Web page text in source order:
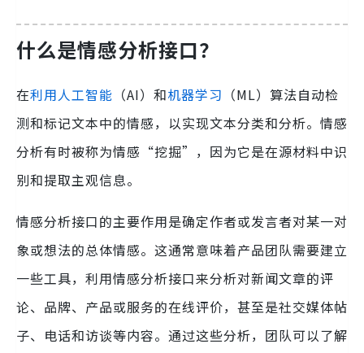
什么是情感分析接口？
在利用人工智能 （AI）和机器学习 （ML）算法自动检
测和标记文本中的情感，以实现文本分类和分析。情感
分析有时被称为情感“挖掘”，因为它是在源材料中识
别和提取主观信息。
情感分析接口的主要作用是确定作者或发言者对某一对
象或想法的总体情感。这通常意味着产品团队需要建立
一些工具，利用情感分析接口来分析对新闻文章的评
论、品牌、产品或服务的在线评价，甚至是社交媒体帖
子、电话和访谈等内容。通过这些分析，团队可以了解